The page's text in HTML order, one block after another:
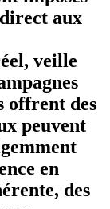
aux
veille
offrent des
peuvent
en
des